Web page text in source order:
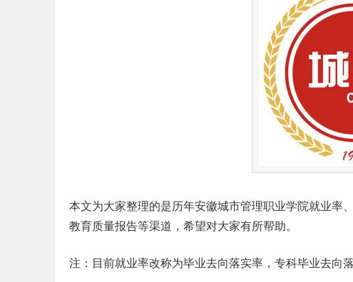
本文为大家整理的是历年安徽城市管理职业学院就业率、
教育质量报告等渠道，希望对大家有所帮助。
注：目前就业率改称为毕业去向落实率，专科毕业去向